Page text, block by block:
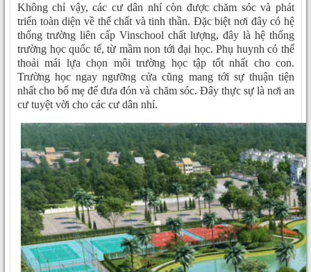
Không chỉ vậy, các cư dân nhí còn được chăm sóc và phát
triển toàn diện về thể chất và tinh thần. Đặc biệt nơi đây có hệ
thống trường liên cấp Vinschool chất lượng, đây là hệ thống
trường học quốc tế, từ mầm non tới đại học. Phụ huynh có thể
thoải mái lựa chọn môi trường học tập tốt nhất cho con.
Trường học ngay ngưỡng cửa cũng mang tới sự thuận tiện
nhất cho bố mẹ để đưa đón và chăm sóc. Đây thực sự là nơi an
cư tuyệt vời cho các cư dân nhí.